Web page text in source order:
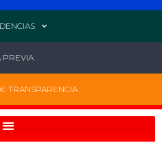
PREVIA
TRANSPARENCIA